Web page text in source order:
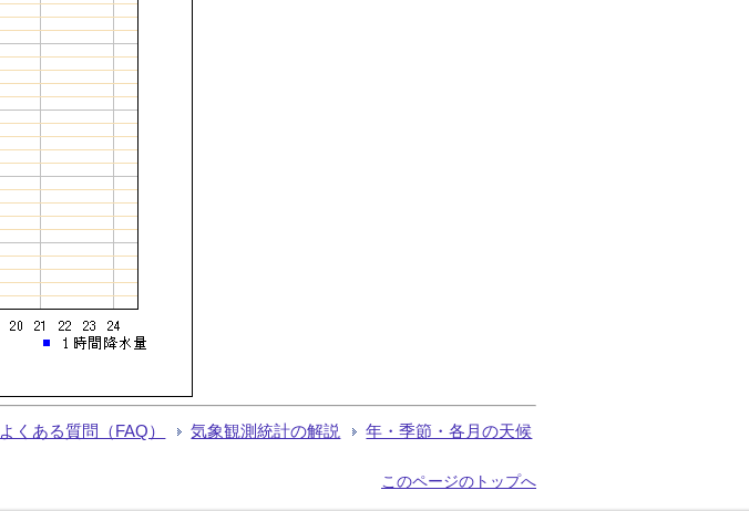
よくある質問（FAQ） 気象観測統計の解説 年・季節・各月の天候
このページのトップへ